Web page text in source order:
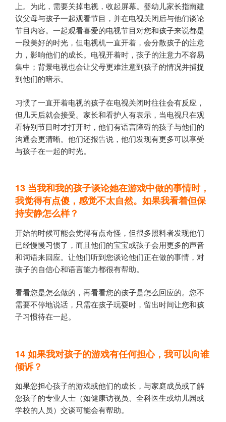
上。为此，需要关掉电视，收起屏幕。婴幼儿家长指南建
议父母与孩子一起观看节目，并在电视关闭后与他们谈论
节目内容。一起观看喜爱的电视节目对您和孩子来说都是
一段美好的时光，但电视机一直开着，会分散孩子的注意
力，影响他们的成长。电视开着时，孩子的注意力不容易
集中；背景电视也会让父母更难注意到孩子的情况并捕捉
到他们的暗示。
习惯了一直开着电视的孩子在电视关闭时往往会有反应，
但几天后就会接受。家长和看护人有表示，当电视只在观
看特别节目时才打开时，他们有语言障碍的孩子与他们的
沟通会更清晰。他们还报告说，他们发现有更多可以享受
与孩子在一起的时光。
13 当我和我的孩子谈论她在游戏中做的事情时，
我觉得有点傻，感觉不太自然。如果我看着但保
持安静怎么样？
开始的时候可能会觉得有点奇怪，但很多照料者发现他们
已经慢慢习惯了，而且他们的宝宝或孩子会用更多的声音
和词语来回应。让他们听到您谈论他们正在做的事情，对
孩子的自信心和语言能力都很有帮助。
看看您是怎么做的，再看看您的孩子是怎么回应的。您不
需要不停地说话，只需在孩子玩耍时，留出时间让您和孩
子习惯待在一起。
14如果我对孩子的游戏有任何担心，我可以向谁
倾诉？
如果您担心孩子的游戏或他们的成长，与家庭成员或了解
您孩子的专业人士（如健康访视员、全科医生或幼儿园或
学校的人员）交谈可能会有帮助。